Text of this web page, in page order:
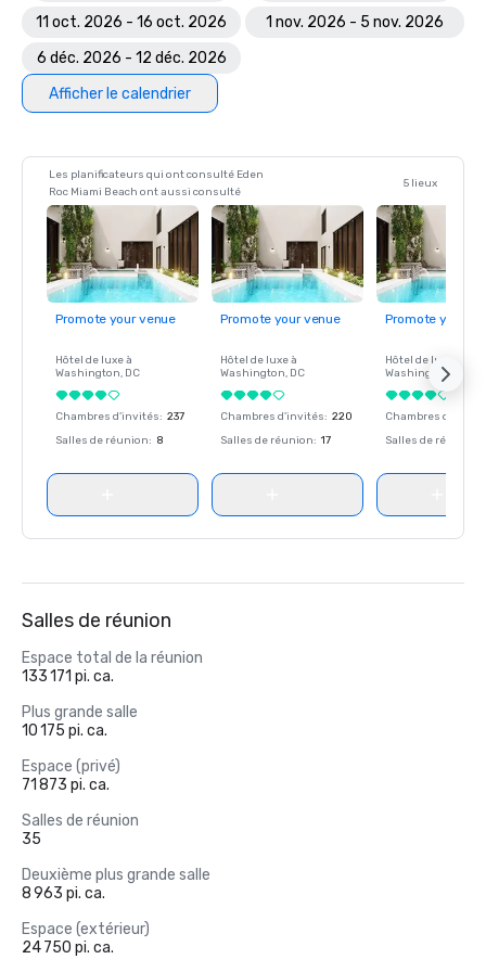
Nast Traveler a désigné l'Eden Roc Miami Beach Resort
cadre des Readers' Choice Awards 2017
Prix quatre diamants AAA — AAA, 2010-2016
Classé « Hôtel exceptionnel » par Zagat en 2014
U.S. News & World Report - Les meilleurs hôtels de Miami
Beach en 2013 (26e place sur 185 hôtels de Miami Beach)
Raveable - Hôtel le mieux classé #32 en 2013
ConventionSouth - Choix de la rédaction 2013 : le meilleur
complexe hôtelier exclusif du Sud
11 oct. 2026 - 16 oct. 2026
1 nov. 2026 - 5 nov. 2026
6 déc. 2026 - 12 déc. 2026
Afficher le calendrier
Les planificateurs qui ont consulté Eden
Roc Miami Beach ont aussi consulté
5 lieux
Promote your venue
Hôtel de luxe à
Washington, DC
Chambres d'invités: 237
Salles de réunion: 8
Promote your venue
Hôtel de luxe à
Washington, DC
Chambres d'invités: 220
Salles de réunion: 17
Promote your
Hôtel de luxe à
Washington
Chambres
Salles de réunion
Salles de réunion
Espace total de la réunion
133 171 pi. ca.
Plus grande salle
10 175 pi. ca.
Espace (privé)
71 873 pi. ca.
Salles de réunion
35
Deuxième plus grande salle
8 963 pi. ca.
Espace (extérieur)
24 750 pi. ca.